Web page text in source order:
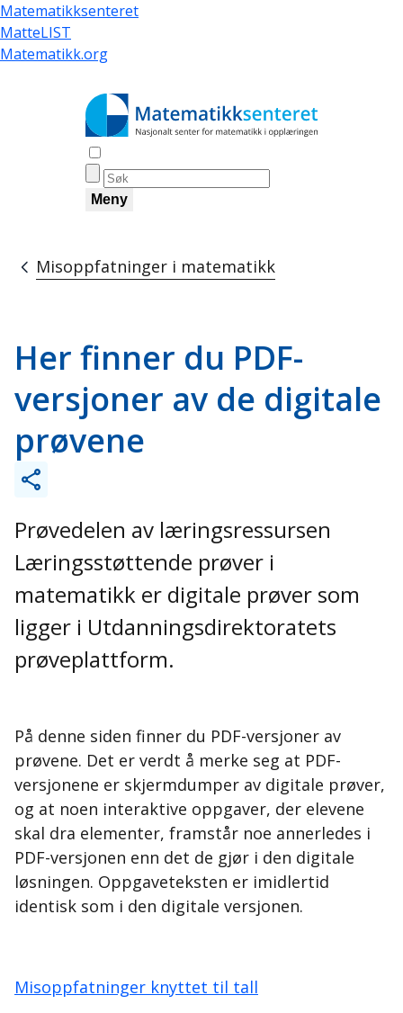
Hopp
til
hovedinnhold
Matematikksenteret
MatteLIST
Matematikk.org
Meny
Navigasjonssti
Misoppfatninger i matematikk
Her finner du PDF-
versjoner av de digitale
prøvene
Prøvedelen av læringsressursen
Læringsstøttende prøver i
matematikk er digitale prøver som
ligger i Utdanningsdirektoratets
prøveplattform.
På denne siden finner du PDF-versjoner av
prøvene. Det er verdt å merke seg at PDF-
versjonene er skjermdumper av digitale prøver,
og at noen interaktive oppgaver, der elevene
skal dra elementer, framstår noe annerledes i
PDF-versjonen enn det de gjør i den digitale
løsningen. Oppgaveteksten er imidlertid
identisk som i den digitale versjonen.
Misoppfatninger knyttet til tall